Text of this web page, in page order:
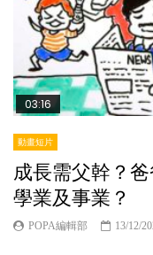
03:16
動畫短片
成長需父幹？
學業及事業？
POPA編輯部 13/12/